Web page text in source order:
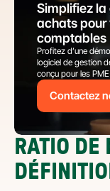
Simplifiez la
achats pour
comptables
Profitez d’une
logiciel de gestion
conçu pour les
Contactez
RATIO DE